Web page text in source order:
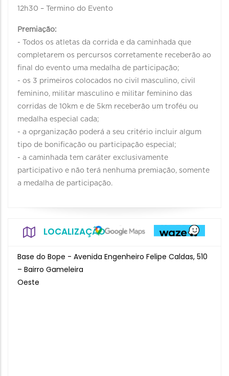
12h30 – Termino do Evento
Premiação:
- Todos os atletas da corrida e da caminhada que
completarem os percursos corretamente receberão ao
final do evento uma medalha de participação;
- os 3 primeiros colocados no civil masculino, civil
feminino, militar masculino e militar feminino das
corridas de 10km e de 5km receberão um troféu ou
medalha especial cada;
- a oprganização poderá a seu critério incluir algum
tipo de bonificação ou participação especial;
- a caminhada tem caráter exclusivamente
participativo e não terá nenhuma premiação, somente
a medalha de participação.
LOCALIZAÇÃO
Base do Bope - Avenida Engenheiro Felipe Caldas, 510
– Bairro Gameleira
Oeste